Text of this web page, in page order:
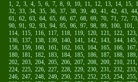
1, 2, 3, 4, 5, 6, 7, 8, 9, 10, 11, 12, 13, 14, 15,
32, 33, 34, 35, 36, 37, 38, 39, 40, 41, 42, 43, 44,
61, 62, 63, 64, 65, 66, 67, 68, 69, 70, 71, 72, 73,
90, 91, 92, 93, 94, 95, 96, 97, 98, 99, 100, 101,
114, 115, 116, 117, 118, 119, 120, 121, 122, 123,
136, 137, 138, 139, 140, 141, 142, 143, 144, 145,
158, 159, 160, 161, 162, 163, 164, 165, 166, 167,
180, 181, 182, 183, 184, 185, 186, 187, 188, 189,
202, 203, 204, 205, 206, 207, 208, 209, 210, 211,
224, 225, 226, 227, 228, 229, 230, 231, 232, 233,
246, 247, 248, 249, 250, 251, 252, 253, 254, 255,